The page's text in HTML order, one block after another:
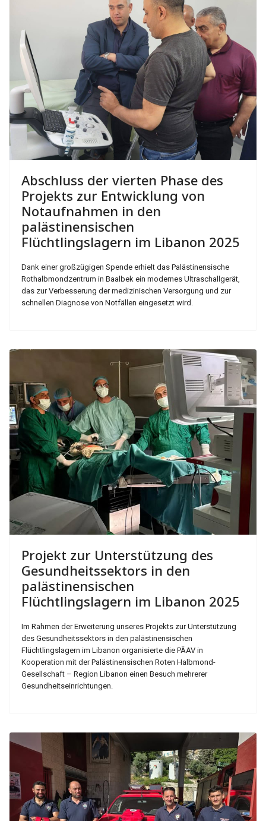
Abschluss der vierten Phase des
Projekts zur Entwicklung von
Notaufnahmen in den
palästinensischen
Flüchtlingslagern im Libanon 2025
Dank einer großzügigen Spende erhielt das Palästinensische
Rothalbmondzentrum in Baalbek ein modernes Ultraschallgerät,
das zur Verbesserung der medizinischen Versorgung und zur
schnellen Diagnose von Notfällen eingesetzt wird.
Projekt zur Unterstützung des
Gesundheitssektors in den
palästinensischen
Flüchtlingslagern im Libanon 2025
Im Rahmen der Erweiterung unseres Projekts zur Unterstützung
des Gesundheitssektors in den palästinensischen
Flüchtlingslagern im Libanon organisierte die PÄAV in
Kooperation mit der Palästinensischen Roten Halbmond-
Gesellschaft – Region Libanon einen Besuch mehrerer
Gesundheitseinrichtungen.